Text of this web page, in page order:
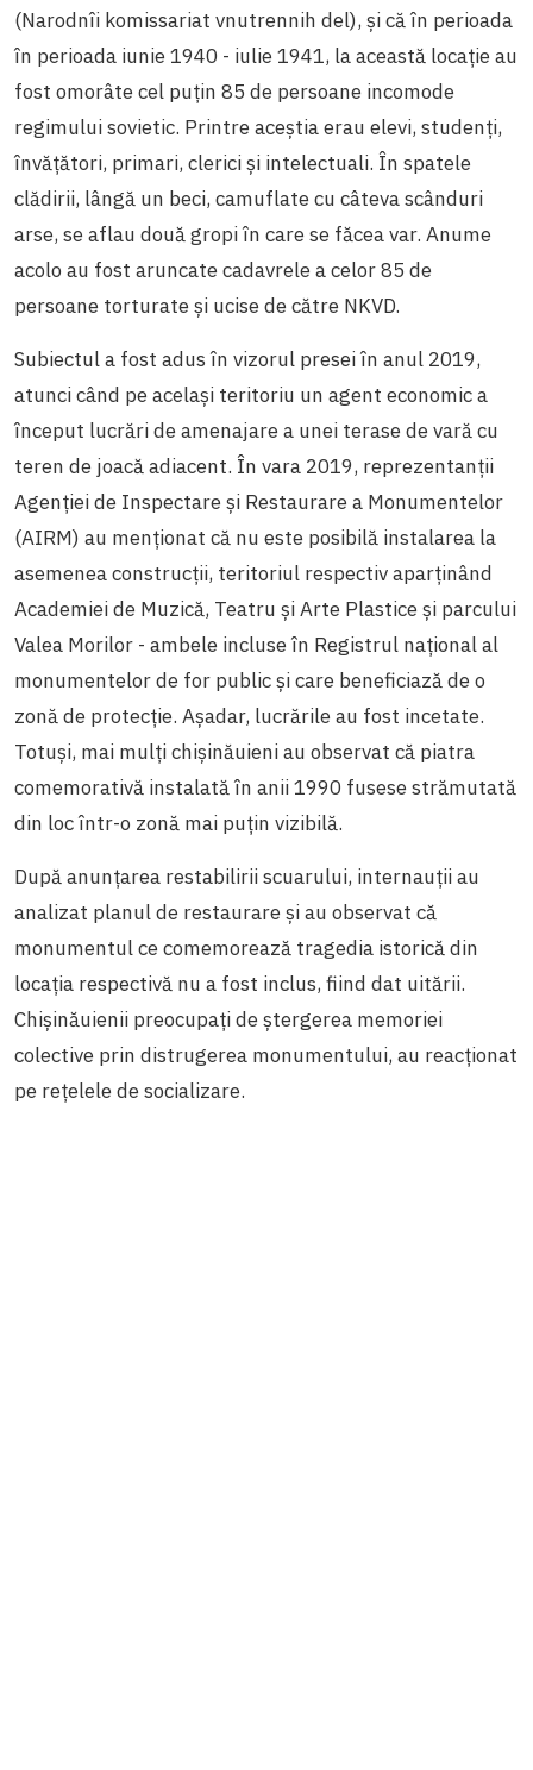
(Narodnîi komissariat vnutrennih del), și că în perioada
în perioada iunie 1940 - iulie 1941, la această locație au
fost omorâte cel puțin 85 de persoane incomode
regimului sovietic. Printre aceștia erau elevi, studenți,
învățători, primari, clerici și intelectuali. În spatele
clădirii, lângă un beci, camuflate cu câteva scânduri
arse, se aflau două gropi în care se făcea var. Anume
acolo au fost aruncate cadavrele a celor 85 de
persoane torturate și ucise de către NKVD.
Subiectul a fost adus în vizorul presei în anul 2019,
atunci când pe același teritoriu un agent economic a
început lucrări de amenajare a unei terase de vară cu
teren de joacă adiacent. În vara 2019, reprezentanții
Agenției de Inspectare și Restaurare a Monumentelor
(AIRM) au menționat că nu este posibilă instalarea la
asemenea construcții, teritoriul respectiv aparținând
Academiei de Muzică, Teatru și Arte Plastice și parcului
Valea Morilor - ambele incluse în Registrul național al
monumentelor de for public și care beneficiază de o
zonă de protecție. Așadar, lucrările au fost incetate.
Totuși, mai mulți chișinăuieni au observat că piatra
comemorativă instalată în anii 1990 fusese strămutată
din loc într-o zonă mai puțin vizibilă.
După anunțarea restabilirii scuarului, internauții au
analizat planul de restaurare și au observat că
monumentul ce comemorează tragedia istorică din
locația respectivă nu a fost inclus, fiind dat uitării.
Chișinăuienii preocupați de ștergerea memoriei
colective prin distrugerea monumentului, au reacționat
pe rețelele de socializare.